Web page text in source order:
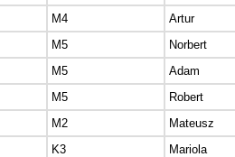
M4 Artur
M5 Norbert
M5 Adam
M5 Robert
M2 Mateusz
K3 Mariola